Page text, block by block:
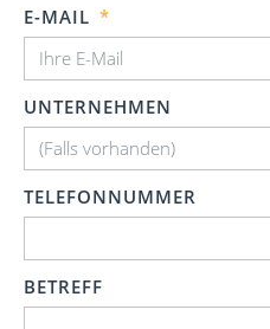
E-MAIL
UNTERNEHMEN
TELEFONNUMMER
BETREFF